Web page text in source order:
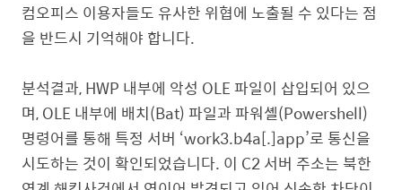
컴오피스 이용자들도 유사한 위협에 노출될 수 있다는 점
을 반드시 기억해야 합니다.
분석결과, HWP 내부에 악성 OLE 파일이 삽입되어 있으
며, OLE 내부에 배치(Bat) 파일과 파워셸(Powershell)
명령어를 통해 특정 서버 ‘work3.b4a[.]app’로 통신을
시도하는 것이 확인되었습니다. 이 C2 서버 주소는 북한